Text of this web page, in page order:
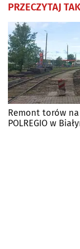
PRZECZYTAJ
Remont torów
POLREGIO w